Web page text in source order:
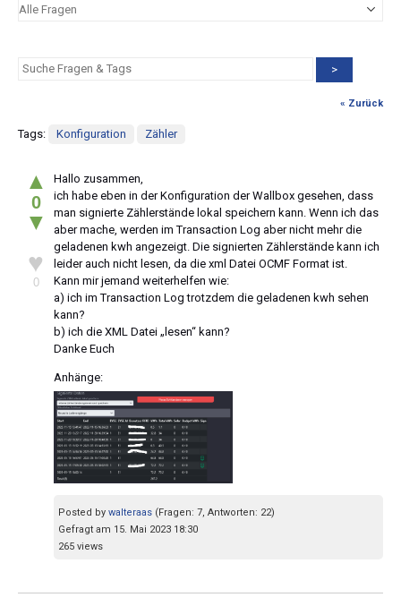
>
« Zurück
Tags: Konfiguration Zähler
▲
0
▼
♥
0
Hallo zusammen,
ich habe eben in der Konfiguration der Wallbox gesehen, dass
man signierte Zählerstände lokal speichern kann. Wenn ich das
aber mache, werden im Transaction Log aber nicht mehr die
geladenen kwh angezeigt. Die signierten Zählerstände kann ich
leider auch nicht lesen, da die xml Datei OCMF Format ist.
Kann mir jemand weiterhelfen wie:
a) ich im Transaction Log trotzdem die geladenen kwh sehen
kann?
b) ich die XML Datei „lesen“ kann?
Danke Euch
Anhänge:
Posted by walteraas (Fragen: 7, Antworten: 22)
Gefragt am 15. Mai 2023 18:30
265 views